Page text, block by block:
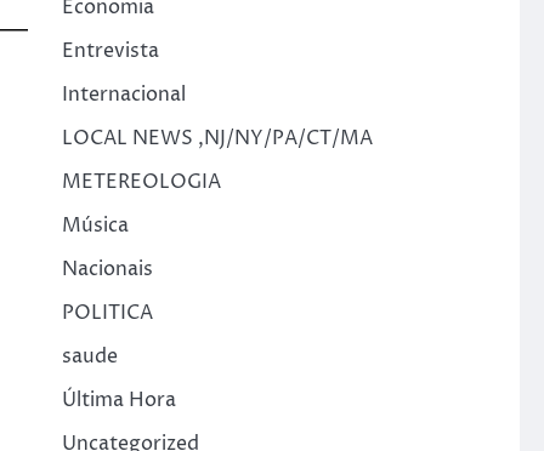
Economia
Entrevista
Internacional
LOCAL NEWS ,NJ/NY/PA/CT/MA
METEREOLOGIA
Música
Nacionais
POLITICA
saude
Última Hora
Uncategorized